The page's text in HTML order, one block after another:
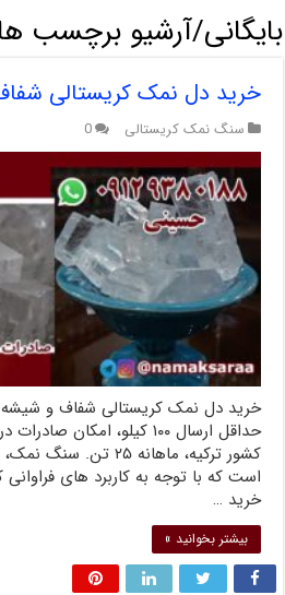
بایگانی/آرشیو برچسب
خرید دل نمک کریستالی
سنگ نمک کریستالی 0
خرید دل نمک کریستالی شفاف و شیشه
کشور ترکیه، ماهانه ۲۵
است که با توجه به کاربرد های فراوانی
خرید …
بیشتر بخوانید »